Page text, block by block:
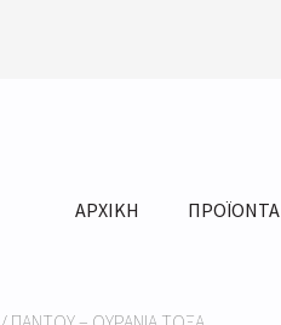
ΑΡΧΙΚΗ ΠΡΟΪΟΝΤΑ